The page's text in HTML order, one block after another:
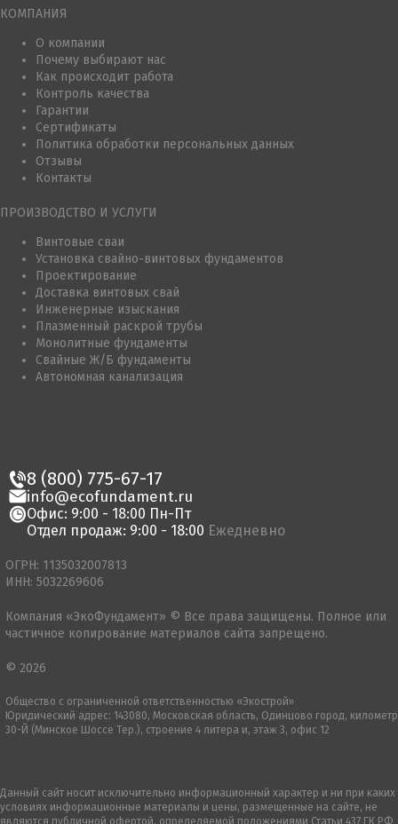
КОМПАНИЯ
О компании
Почему выбирают нас
Как происходит работа
Контроль качества
Гарантии
Сертификаты
Политика обработки персональных данных
Отзывы
Контакты
ПРОИЗВОДСТВО И УСЛУГИ
Винтовые сваи
Установка свайно-винтовых фундаментов
Проектирование
Доставка винтовых свай
Инженерные изыскания
Плазменный раскрой трубы
Монолитные фундаменты
Свайные Ж/Б фундаменты
Автономная канализация
8 (800) 775-67-17
info@ecofundament.ru
Офис: 9:00 - 18:00 Пн-Пт
Отдел продаж: 9:00 - 18:00 Ежедневно
Общество с ограниченной ответственностью «Экострой»
Юридический адрес: 143080, Московская область, Одинцово город, километр
30-Й (Минское Шоссе Тер.), строение 4 литера и, этаж 3, офис 12
ОГРН: 1135032007813
ИНН: 5032269606
Компания «ЭкоФундамент» © Все права защищены. Полное или
частичное копирование материалов сайта запрещено.
© 2026
Данный сайт носит исключительно информационный характер и ни при каких
условиях информационные материалы и цены, размещенные на сайте, не
являются публичной офертой, определяемой положениями Статьи 437 ГК РФ